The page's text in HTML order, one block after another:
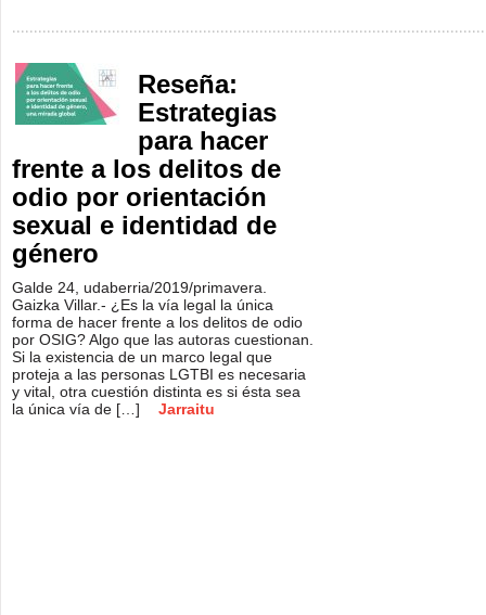
Reseña:
Estrategias
para hacer
frente a los delitos de
odio por orientación
sexual e identidad de
género
Galde 24, udaberria/2019/primavera.
Gaizka Villar.- ¿Es la vía legal la única
forma de hacer frente a los delitos de odio
por OSIG? Algo que las autoras cuestionan.
Si la existencia de un marco legal que
proteja a las personas LGTBI es necesaria
y vital, otra cuestión distinta es si ésta sea
la única vía de […]
Jarraitu